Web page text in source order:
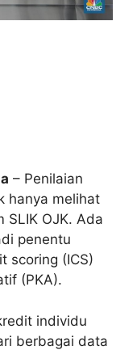
– Penilaian
hanya melihat
OJK. Ada
penentu
scoring (ICS)
(PKA).
individu
berbagai data